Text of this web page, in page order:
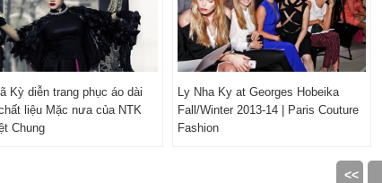
Kỳ diễn trang phục áo dài
liệu Mặc nưa của NTK
Chung
Ly Nha Ky at Georges Hobeika
Fall/Winter 2013-14 | Paris Couture
Fashion
<<